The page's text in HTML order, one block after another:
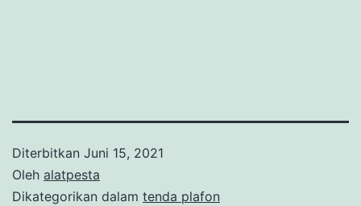
Diterbitkan Juni 15, 2021
Oleh alatpesta
Dikategorikan dalam tenda plafon